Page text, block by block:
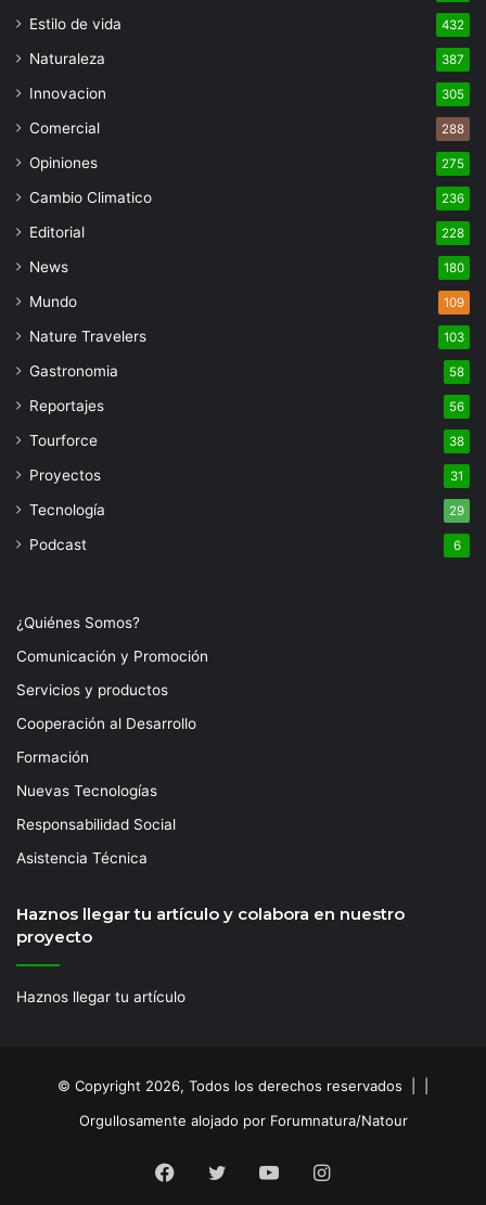
Estilo de vida 432
Naturaleza 387
Innovacion 305
Comercial 288
Opiniones 275
Cambio Climatico 236
Editorial 228
News 180
Mundo 109
Nature Travelers 103
Gastronomia 58
Reportajes 56
Tourforce 38
Proyectos 31
Tecnología 29
Podcast 6
¿Quiénes Somos?
Comunicación y Promoción
Servicios y productos
Cooperación al Desarrollo
Formación
Nuevas Tecnologías
Responsabilidad Social
Asistencia Técnica
Haznos llegar tu artículo y colabora en nuestro
proyecto
Haznos llegar tu artículo
© Copyright 2026, Todos los derechos reservados | |
Orgullosamente alojado por Forumnatura/Natour
Facebook
TwitterYouTubeInstagram